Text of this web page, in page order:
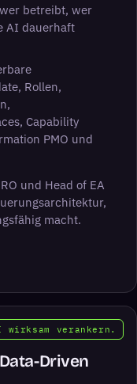
betreibt, wer
AI dauerhaft
Rollen,
Capability
PMO und
und Head of EA
macht.
LinkedIn in neuem
wirksam verankern.
Driven